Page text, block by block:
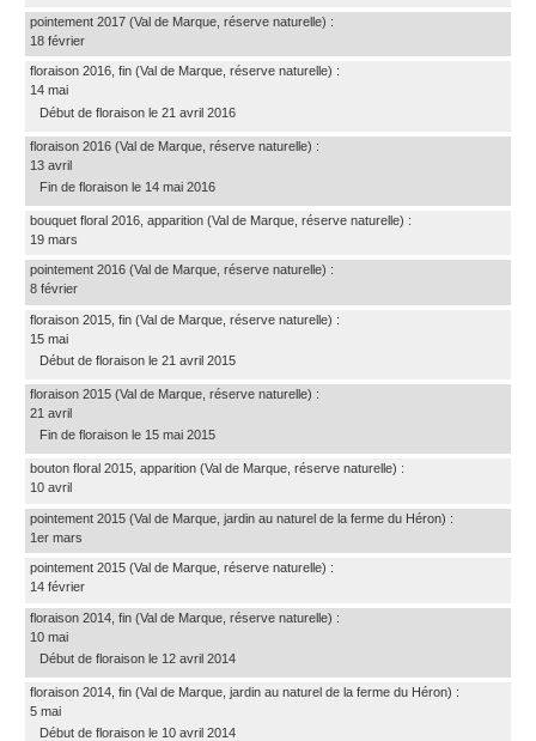
pointement 2017 (Val de Marque, réserve naturelle) :
18 février
floraison 2016, fin (Val de Marque, réserve naturelle) :
14 mai
Début de floraison le 21 avril 2016
floraison 2016 (Val de Marque, réserve naturelle) :
13 avril
Fin de floraison le 14 mai 2016
bouquet floral 2016, apparition (Val de Marque, réserve naturelle) :
19 mars
pointement 2016 (Val de Marque, réserve naturelle) :
8 février
floraison 2015, fin (Val de Marque, réserve naturelle) :
15 mai
Début de floraison le 21 avril 2015
floraison 2015 (Val de Marque, réserve naturelle) :
21 avril
Fin de floraison le 15 mai 2015
bouton floral 2015, apparition (Val de Marque, réserve naturelle) :
10 avril
pointement 2015 (Val de Marque, jardin au naturel de la ferme du Héron) :
1er mars
pointement 2015 (Val de Marque, réserve naturelle) :
14 février
floraison 2014, fin (Val de Marque, réserve naturelle) :
10 mai
Début de floraison le 12 avril 2014
floraison 2014, fin (Val de Marque, jardin au naturel de la ferme du Héron) :
5 mai
Début de floraison le 10 avril 2014